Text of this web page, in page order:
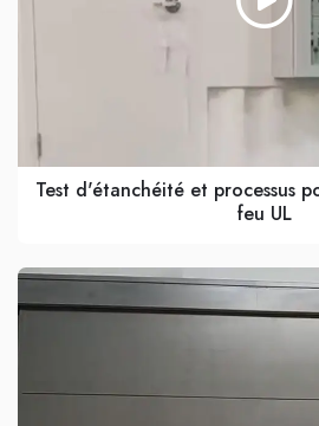
Test d'étanchéité et processus
feu UL